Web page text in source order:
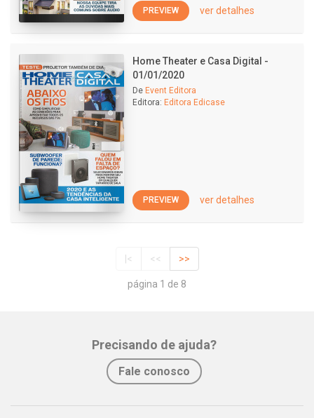
PREVIEW ver detalhes
Home Theater e Casa Digital -
01/01/2020
De Event Editora
Editora: Editora Edicase
PREVIEW ver detalhes
|< << >>
página 1 de 8
Precisando de ajuda?
Fale conosco